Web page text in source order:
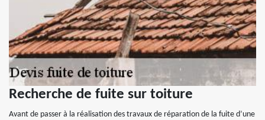
Recherche de fuite sur toiture
Avant de passer à la réalisation des travaux de réparation de la fuite d’une